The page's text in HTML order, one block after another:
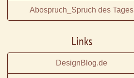
Abospruch_Spruch des Tages
Links
DesignBlog.de